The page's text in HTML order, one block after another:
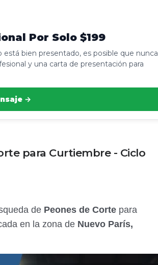
Por Solo $199
bien presentado, es posible que nunca
y una carta de presentación para
→
para Curtiembre - Ciclo
de Peones de Corte para
en la zona de Nuevo París,